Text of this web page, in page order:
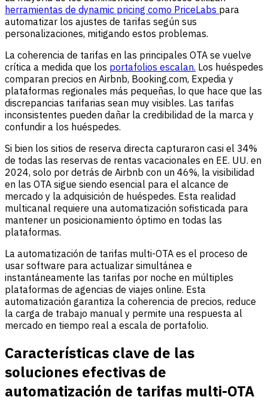
herramientas de dynamic pricing como PriceLabs para
automatizar los ajustes de tarifas según sus
personalizaciones, mitigando estos problemas.
La coherencia de tarifas en las principales OTA se vuelve
crítica a medida que los portafolios escalan. Los huéspedes
comparan precios en Airbnb, Booking.com, Expedia y
plataformas regionales más pequeñas, lo que hace que las
discrepancias tarifarias sean muy visibles. Las tarifas
inconsistentes pueden dañar la credibilidad de la marca y
confundir a los huéspedes.
Si bien los sitios de reserva directa capturaron casi el 34%
de todas las reservas de rentas vacacionales en EE. UU. en
2024, solo por detrás de Airbnb con un 46%, la visibilidad
en las OTA sigue siendo esencial para el alcance de
mercado y la adquisición de huéspedes. Esta realidad
multicanal requiere una automatización sofisticada para
mantener un posicionamiento óptimo en todas las
plataformas.
La automatización de tarifas multi-OTA es el proceso de
usar software para actualizar simultánea e
instantáneamente las tarifas por noche en múltiples
plataformas de agencias de viajes online. Esta
automatización garantiza la coherencia de precios, reduce
la carga de trabajo manual y permite una respuesta al
mercado en tiempo real a escala de portafolio.
Características clave de las
soluciones efectivas de
automatización de tarifas multi-OTA